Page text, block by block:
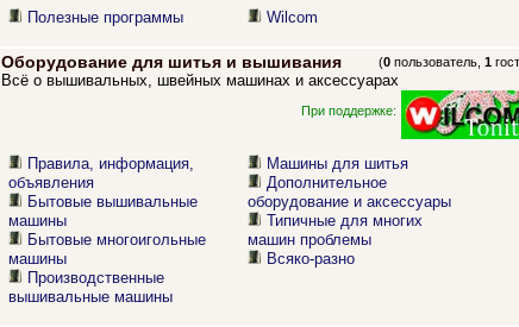
Полезные программы Wilcom
Оборудование для шитья и вышивания (0 пользователь,1
Всё о вышивальных, швейных машинах и аксессуарах
При поддержке:
Правила, информация,
объявления
Бытовые вышивальные
машины
Бытовые многоигольные
машины
Производственные
вышивальные машины
Машины для шитья
Дополнительное
оборудование и аксессуары
Типичные для многих
машин проблемы
Всяко-разно